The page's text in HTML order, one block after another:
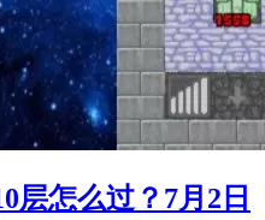
层怎么过？7月2日